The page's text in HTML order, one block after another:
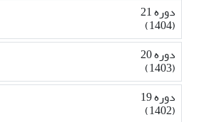
دوره 21
(1404)
دوره 20
(1403)
دوره 19
(1402)